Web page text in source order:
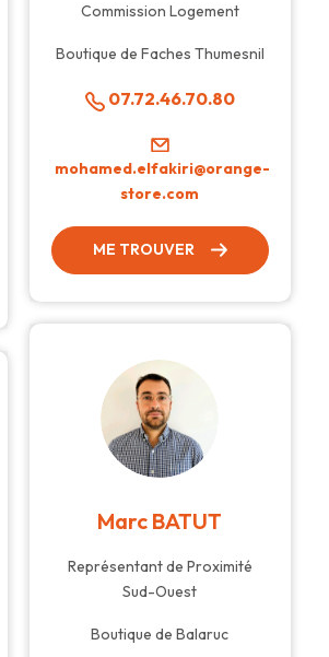
Commission Logement
Boutique de Faches Thumesnil
07.72.46.70.80
mohamed.elfakiri@orange-
store.com
ME TROUVER
Marc BATUT
Représentant de Proximité
Sud-Ouest
Boutique de Balaruc